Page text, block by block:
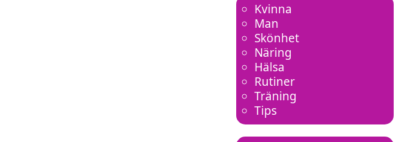
Kvinna
Man
Skönhet
Näring
Hälsa
Rutiner
Träning
Tips